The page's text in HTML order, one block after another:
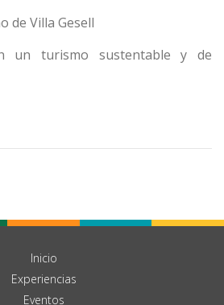
de Villa Gesell
un turismo sustentable y de
Inicio
Experiencias
Eventos